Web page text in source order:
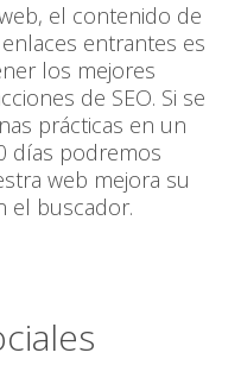
el contenido de
entrantes es
los mejores
de SEO. Si se
prácticas en un
días podremos
web mejora su
el buscador.